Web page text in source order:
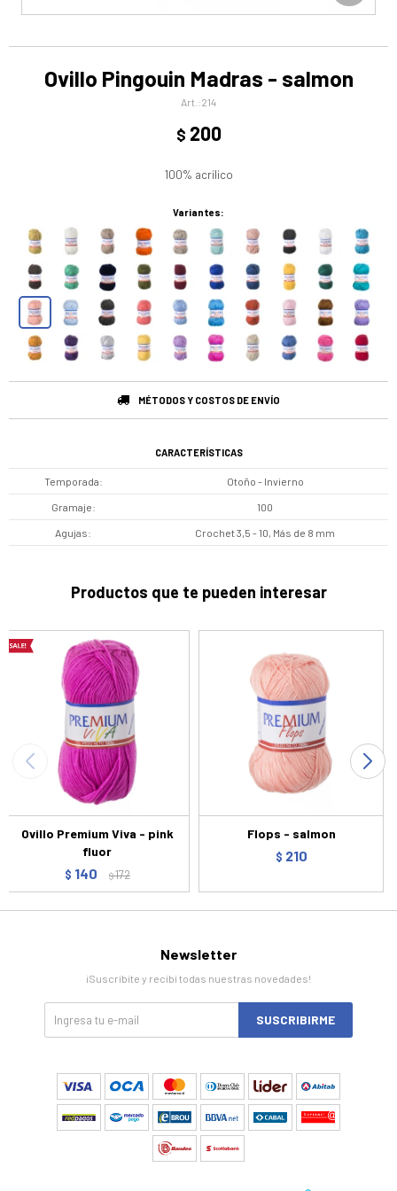
Ovillo Pingouin Madras - salmon
214
$ 200
100% acrilico
Variantes:
MÉTODOS Y COSTOS DE ENVÍO
CARACTERÍSTICAS
Temporada Otoño - Invierno
Gramaje 100
Agujas Crochet 3,5 - 10, Más de 8 mm
Productos que te pueden interesar
Ovillo Premium Viva - pink
fluor
$ 140 $172
Flops - salmon
$ 210
Newsletter
¡Suscribite y recibí todas nuestras novedades!
SUSCRIBIRME